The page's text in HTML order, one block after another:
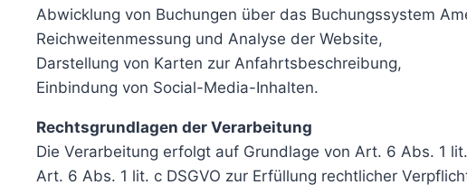
Abwicklung von Buchungen über das Buchungssystem
Reichweitenmessung und Analyse der Website,
Darstellung von Karten zur Anfahrtsbeschreibung,
Einbindung von Social-Media-Inhalten.
Rechtsgrundlagen der Verarbeitung
Die Verarbeitung erfolgt auf Grundlage von Art. 6 Abs. 1
Art. 6 Abs. 1 lit. c DSGVO zur Erfüllung rechtlicher